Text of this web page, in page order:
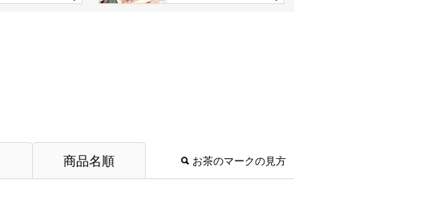
商品名順 お茶のマークの見方